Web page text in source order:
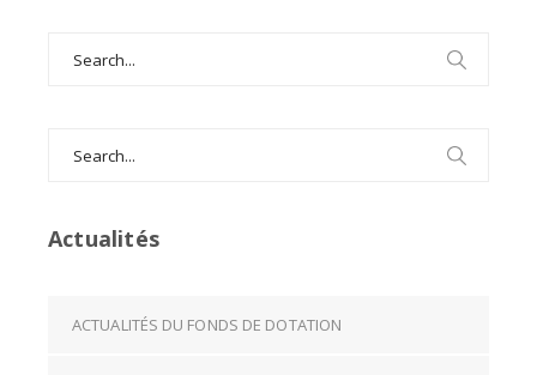
Actualités
ACTUALITÉS DU FONDS DE DOTATION